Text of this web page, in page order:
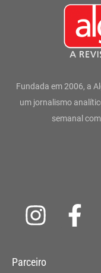
Fundada em 2006, a
um jornalismo
semanal
I
s
F
a
Parceiro